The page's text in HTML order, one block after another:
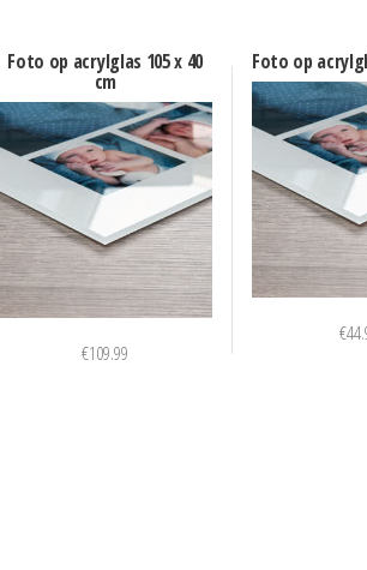
Foto op acrylglas 105 x 40
cm
€109.99
Foto op
€